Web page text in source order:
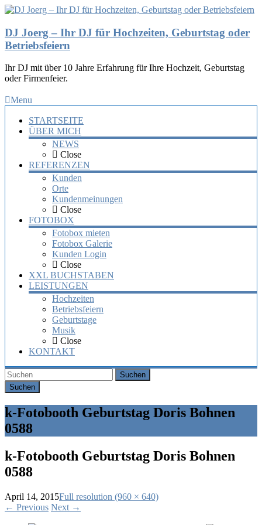
DJ Joerg – Ihr DJ für Hochzeiten, Geburtstag oder
Betriebsfeiern
Ihr DJ mit über 10 Jahre Erfahrung für Ihre Hochzeit, Geburtstag
oder Firmenfeier.
Menu
STARTSEITE
ÜBER MICH
NEWS
Close
REFERENZEN
Kunden
Orte
Kundenmeinungen
Close
FOTOBOX
Fotobox mieten
Fotobox Galerie
Kunden Login
Close
XXL BUCHSTABEN
LEISTUNGEN
Hochzeiten
Betriebsfeiern
Geburtstage
Musik
Close
KONTAKT
Suchen
k-Fotobooth Geburtstag Doris Bohnen
0588
k-Fotobooth Geburtstag Doris Bohnen
0588
April 14, 2015Full resolution (960 × 640)
← Previous Next →